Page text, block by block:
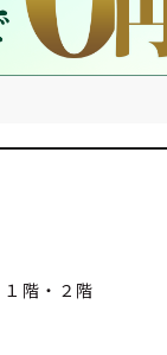
階・２階